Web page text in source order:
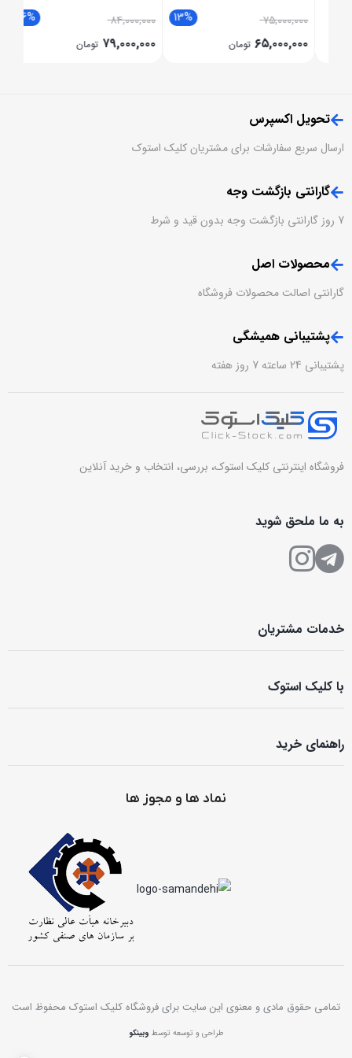
13% ۷۵,۰۰۰,۰۰۰
۶۵,۰۰۰,۰۰۰ تومان
6% ۸۴,۰۰۰,۰۰۰
۷۹,۰۰۰,۰۰۰ تومان
تحویل اکسپرس
ارسال سریع سفارشات برای مشتریان کلیک استوک
گارانتی بازگشت وجه
7 روز گارانتی بازگشت وجه بدون قید و شرط
محصولات اصل
گارانتی اصالت محصولات فروشگاه
پشتیبانی همیشگی
پشتیبانی 24 ساعته 7 روز هفته
فروشگاه اینترنتی کلیک استوک، بررسی، انتخاب و خرید آنلاین
به ما ملحق شوید
خدمات مشتریان
با کلیک استوک
راهنمای خرید
نماد ها و مجوز ها
تمامی حقوق مادی و معنوی این سایت برای فروشگاه کلیک استوک محفوظ است
طراحی و توسعه توسط وبینکو